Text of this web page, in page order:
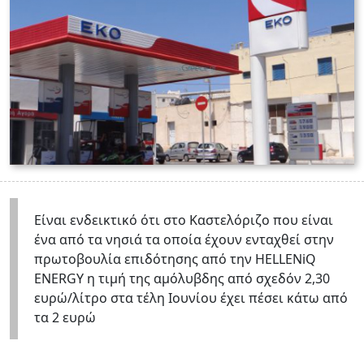
Είναι ενδεικτικό ότι στο Καστελόριζο που είναι
ένα από τα νησιά τα οποία έχουν ενταχθεί στην
πρωτοβουλία επιδότησης από την HELLENiQ
ENERGY η τιμή της αμόλυβδης από σχεδόν 2,30
ευρώ/λίτρο στα τέλη Ιουνίου έχει πέσει κάτω από
τα 2 ευρώ